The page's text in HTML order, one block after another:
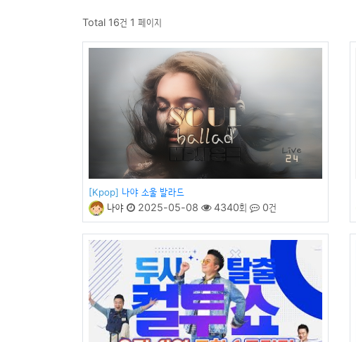
Total 16건 1 페이지
[Kpop] 나야 소울 발라드
나야
2025-05-08 4340회 0건